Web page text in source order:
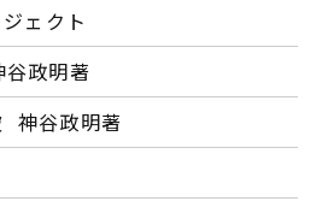
ェクト
谷政明著
神谷政明著